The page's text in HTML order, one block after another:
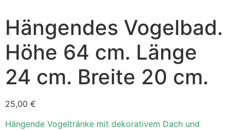
Hängendes Vogelbad.
Höhe 64 cm. Länge
24 cm. Breite 20 cm.
25,00 €
Hängende Vogeltränke mit dekorativem Dach und